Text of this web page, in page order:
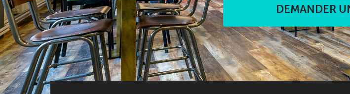
DEMANDER